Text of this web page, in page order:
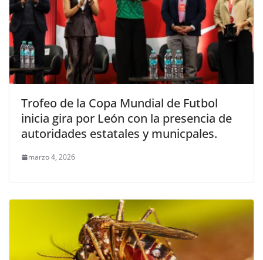
Trofeo de la Copa Mundial de Futbol
inicia gira por León con la presencia de
autoridades estatales y municpales.
marzo 4, 2026